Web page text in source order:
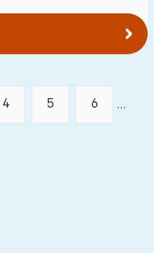
4 5 6 ...